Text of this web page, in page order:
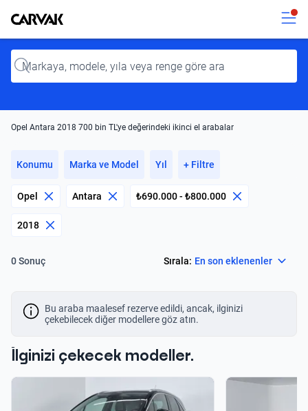
Kavak
Input
Opel Antara 2018 700 bin TL'ye değerindeki ikinci el arabalar
Konumu Marka ve Model Yıl + Filtre
Opel Antara ₺690.000 - ₺800.000
2018
0 Sonuç Sırala: En son eklenenler
Bu araba maalesef rezerve edildi, ancak, ilginizi
çekebilecek diğer modellere göz atın.
İlginizi çekecek modeller.